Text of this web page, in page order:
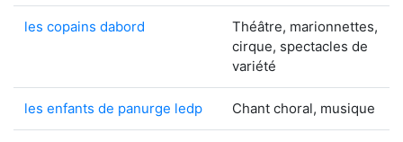
les copains dabord
Théâtre, marionnettes,
cirque, spectacles de
variété
les enfants de panurge ledp Chant choral, musique